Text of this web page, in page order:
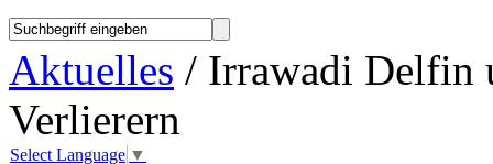
Aktuelles / Irrawadi Delfin
Verlierern
Select Language ▼